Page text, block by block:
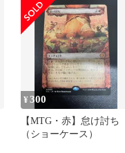
¥300
【MTG・赤】怠け討ち
（ショーケース）